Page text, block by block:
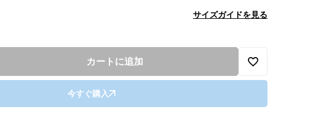
サイズガイドを見る
カートに追加
今すぐ購入